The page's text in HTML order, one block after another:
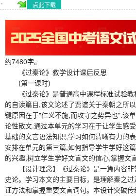
点此下载
约7480字。
《过秦论》教学设计课后反思
(第一课时)
《过秦论》是普通高中课程标准试验教
的自读篇目,该文论述了贾谊关于秦朝之所
键原因在于"仁义不施,而攻守之势异也".该
论性散文.通过本单元的学习在于让学生感
基础的文言语法知识,学习如何清晰有力的
安排在单元的第三篇,如何指导学生学好这
的兴趣,树立学生学好文言文的信心,掌握文
【设计理念】《过秦论》是一篇内容非
史论。学习本文的主要目标，是理解秦之
证方法和掌握重要文言词句。本设计突破